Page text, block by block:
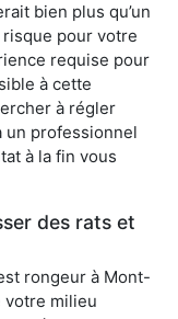
bien plus qu’un
pour votre
requise pour
à cette
à régler
un professionnel
à la fin vous
des rats et
rongeur à Mont-
votre milieu